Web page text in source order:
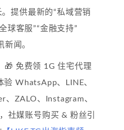
提供最新的“私域营销
球客服”“金融支持”
新闻。
🎁 免费领 1G 住宅代理
验 WhatsApp、LINE、
、ZALO、Instagram、
社媒账号购买 & 粉丝引